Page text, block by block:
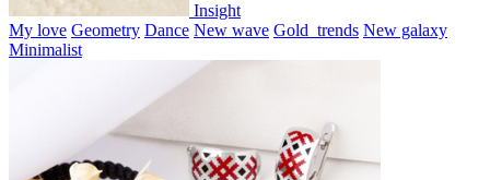
Insight
My love Geometry Dance New wave Gold_trends New galaxy
Minimalist